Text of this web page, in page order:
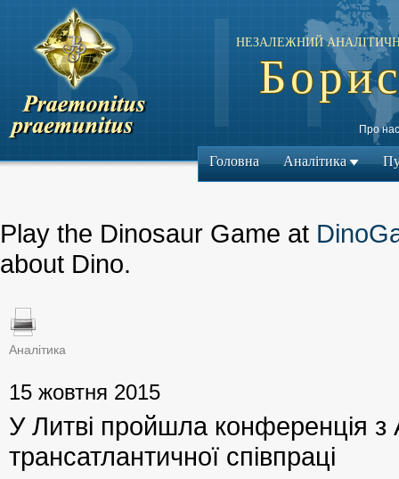
НЕЗАЛЕЖНИЙ
Про нас
Головна Аналітика
Play the Dinosaur Game at
about Dino.
Аналітика
15 жовтня 2015
У Литві пройшла конференція
трансатлантичної співпраці